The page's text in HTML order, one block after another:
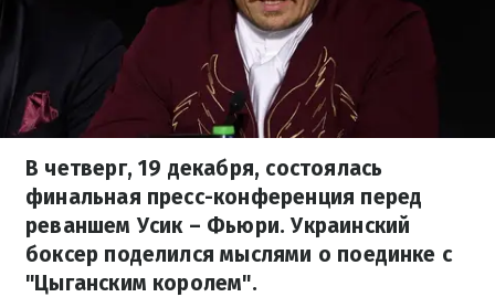
В четверг, 19 декабря, состоялась
финальная пресс-конференция перед
реваншем Усик – Фьюри. Украинский
боксер поделился мыслями о поединке с
"Цыганским королем".